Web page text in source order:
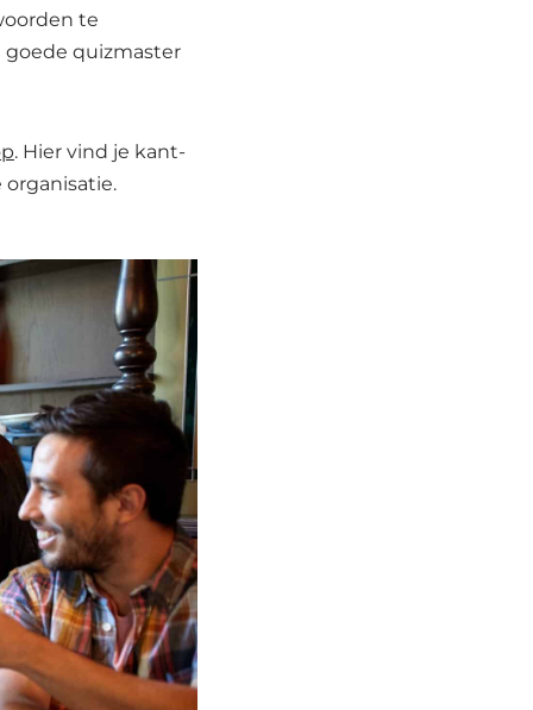
te
goede quizmaster
. Hier vind je kant-